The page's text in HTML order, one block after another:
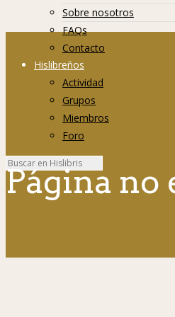
Sobre nosotros
FAQs
Contacto
Hislibreños
Actividad
Grupos
Miembros
Foro
Página no